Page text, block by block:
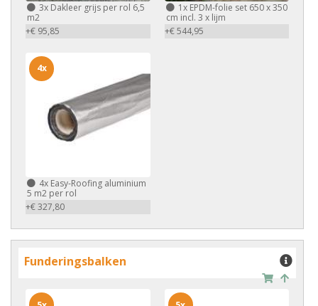
3x Dakleer grijs per rol 6,5
m2
+€ 95,85
1xEPDM-folie set 650 x 350
cm incl. 3 x lijm
+€ 544,95
4x Easy-Roofing aluminium
5 m2 per rol
+€ 327,80
4x
Funderingsbalken